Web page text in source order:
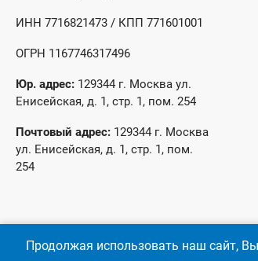
ИНН 7716821473 / КПП 771601001
ОГРН 1167746317496
Юр. адрес: 129344 г. Москва ул.
Енисейская, д. 1, стр. 1, пом. 254
Почтовый адрес: 129344 г. Москва
ул. Енисейская, д. 1, стр. 1, пом.
254
Продолжая использовать наш сайт,